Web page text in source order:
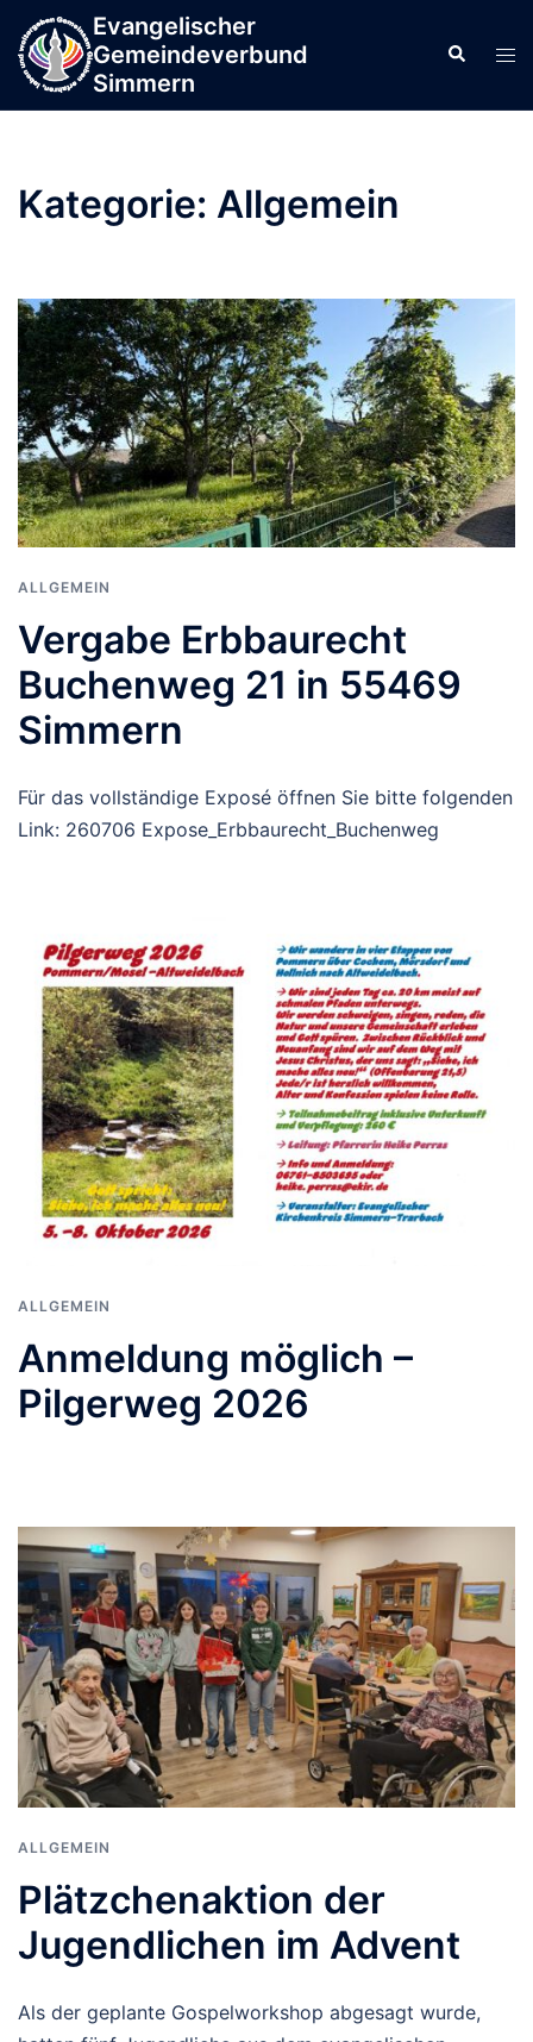
springen
Inhalt
springen
Evangelischer
Gemeindeverbund
Simmern
Suche
Kategorie: Allgemein
ALLGEMEIN
Vergabe Erbbaurecht
Buchenweg 21 in 55469
Simmern
Für das vollständige Exposé öffnen Sie bitte folgenden
Link: 260706 Expose_Erbbaurecht_Buchenweg
ALLGEMEIN
Anmeldung möglich –
Pilgerweg 2026
ALLGEMEIN
Plätzchenaktion der
Jugendlichen im Advent
Als der geplante Gospelworkshop abgesagt wurde,